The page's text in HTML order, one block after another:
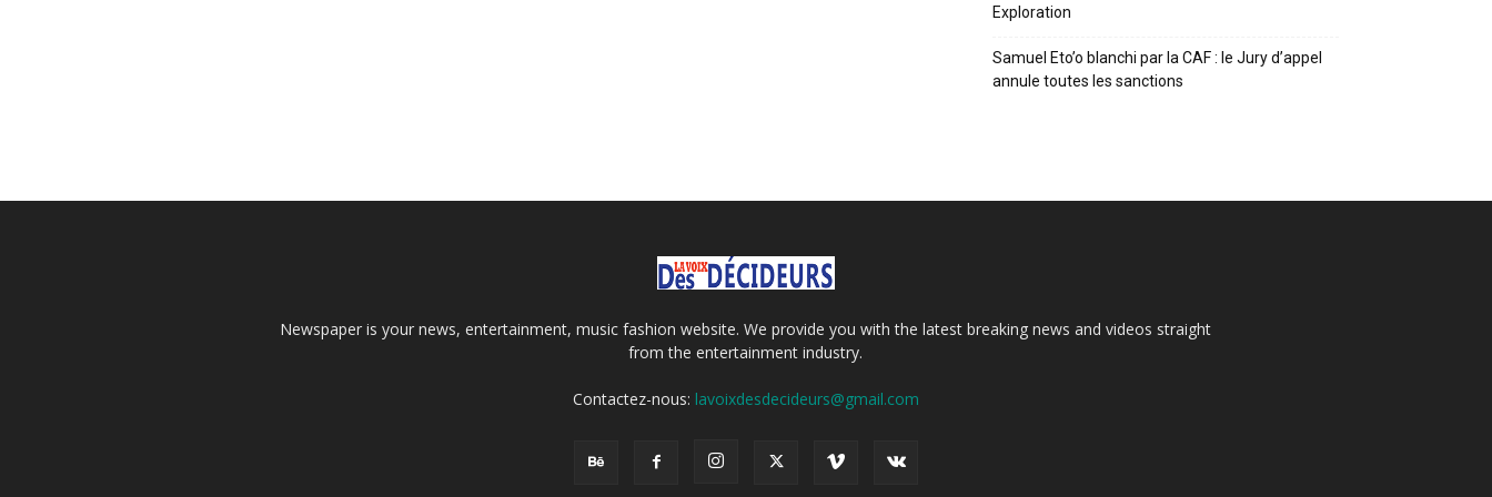
Exploration
Samuel Eto’o blanchi par la CAF : le Jury d’appel
annule toutes les sanctions
Newspaper is your news, entertainment, music fashion website. We provide you with the latest breaking news and videos straight
from the entertainment industry.
Contactez-nous: lavoixdesdecideurs@gmail.com